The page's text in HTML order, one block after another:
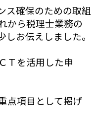
ス確保のための取組
から税理士業務の
お伝えしました。
Ｔを活用した申
点項目として掲げ